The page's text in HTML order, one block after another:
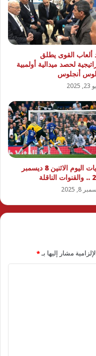
ألعاب القوى يطلق
لحصد ميدالية أولمبية
أنجلوس
مباريات اليوم الاثنين 8 ديسمبر
8, 2025
مشار إليها بـ*